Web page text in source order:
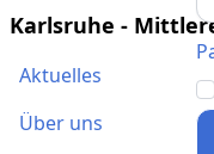
Karlsruhe -
Aktuelles
Über uns